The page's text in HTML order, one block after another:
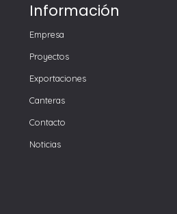
Información
Empresa
Proyectos
Exportaciones
Canteras
Contacto
Noticias